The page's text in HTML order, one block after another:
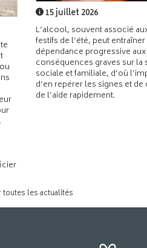
15 juillet 2026
L’alcool, souvent associé
festifs de l’été, peut
dépendance progressive aux
conséquences graves sur la
sociale et familiale, d’où
d’en repérer les signes et
de l’aide rapidement.
toutes les actualités